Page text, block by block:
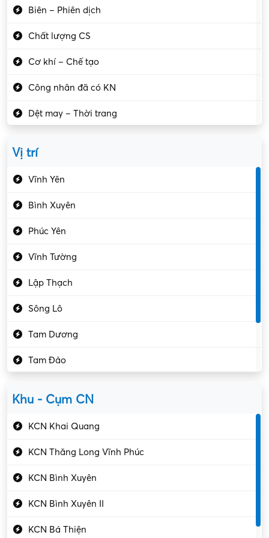
Biên – Phiên dịch
Chất lượng CS
Cơ khí – Chế tạo
Công nhân đã có KN
Dệt may – Thời trang
Kiểm soát chất lượng
Kỹ sư cơ khí
Kỹ sư điện
Kỹ thuật cao
Kỹ thuật mạng – IT
Làm bán thời gian
Lao động phổ thông
Vị trí
Vĩnh Yên
Bình Xuyên
Phúc Yên
Vĩnh Tường
Lập Thạch
Sông Lô
Tam Dương
Tam Đảo
Khu - Cụm CN
KCN Khai Quang
KCN Thăng Long Vĩnh Phúc
KCN Bình Xuyên
KCN Bình Xuyên II
KCN Bá Thiện